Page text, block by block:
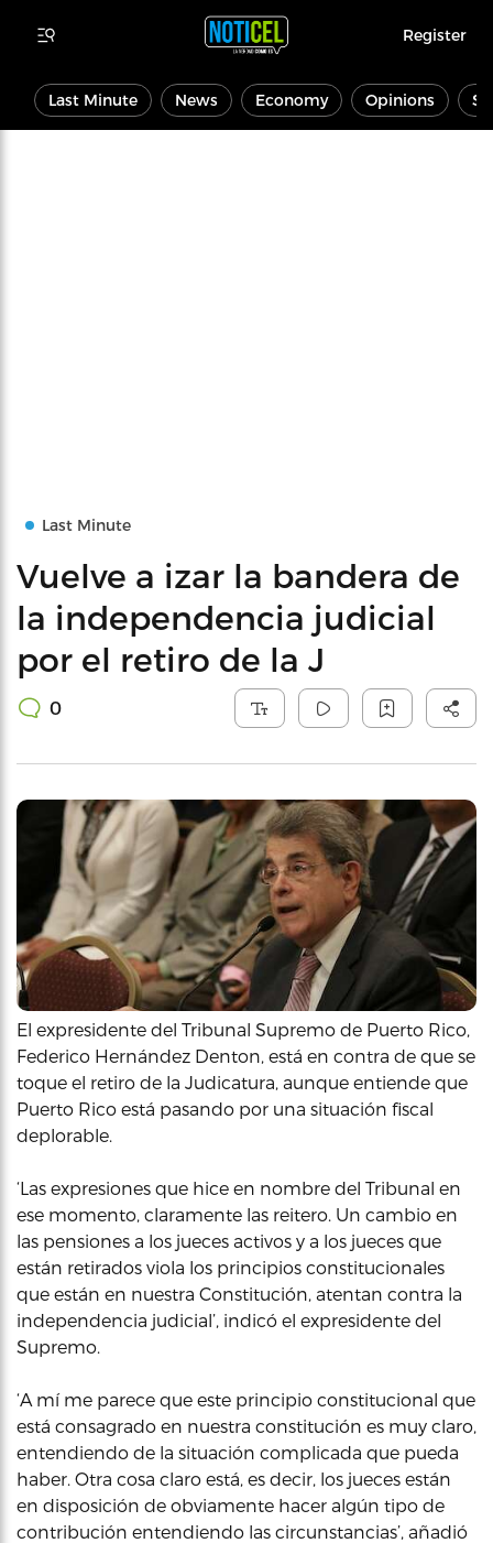
Register
Last Minute News Economy Opinions
Last Minute
Vuelve a izar la bandera de
la independencia judicial
por el retiro de la J
0
El expresidente del Tribunal Supremo de Puerto Rico,
Federico Hernández Denton, está en contra de que se
toque el retiro de la Judicatura, aunque entiende que
Puerto Rico está pasando por una situación fiscal
deplorable.
‘Las expresiones que hice en nombre del Tribunal en
ese momento, claramente las reitero. Un cambio en
las pensiones a los jueces activos y a los jueces que
están retirados viola los principios constitucionales
que están en nuestra Constitución, atentan contra la
independencia judicial’, indicó el expresidente del
Supremo.
‘A mí me parece que este principio constitucional que
está consagrado en nuestra constitución es muy claro,
entendiendo de la situación complicada que pueda
haber. Otra cosa claro está, es decir, los jueces están
en disposición de obviamente hacer algún tipo de
contribución entendiendo las circunstancias’, añadió